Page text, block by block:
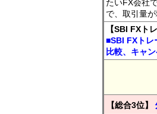
たいFX会社
で、取引量
【SBI FXト
■SBI FXトレ
比較、キャ
【総合3位】